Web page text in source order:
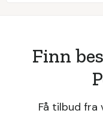
Finn
Få tilbud fra